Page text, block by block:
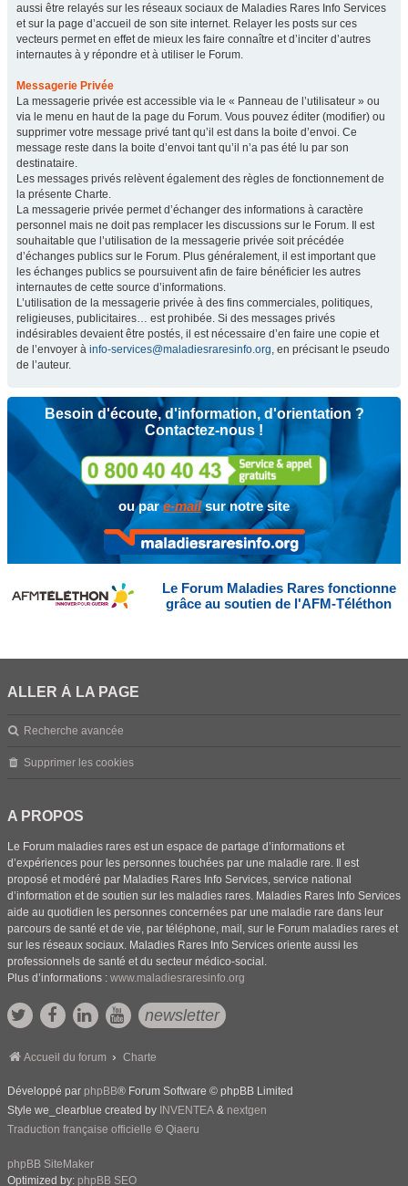
aussi être relayés sur les réseaux sociaux de Maladies Rares Info Services
et sur la page d’accueil de son site internet. Relayer les posts sur ces
vecteurs permet en effet de mieux les faire connaître et d’inciter d’autres
internautes à y répondre et à utiliser le Forum.
Messagerie Privée
La messagerie privée est accessible via le « Panneau de l’utilisateur » ou
via le menu en haut de la page du Forum. Vous pouvez éditer (modifier) ou
supprimer votre message privé tant qu’il est dans la boite d’envoi. Ce
message reste dans la boite d’envoi tant qu’il n’a pas été lu par son
destinataire.
Les messages privés relèvent également des règles de fonctionnement de
la présente Charte.
La messagerie privée permet d’échanger des informations à caractère
personnel mais ne doit pas remplacer les discussions sur le Forum. Il est
souhaitable que l’utilisation de la messagerie privée soit précédée
d’échanges publics sur le Forum. Plus généralement, il est important que
les échanges publics se poursuivent afin de faire bénéficier les autres
internautes de cette source d’informations.
L’utilisation de la messagerie privée à des fins commerciales, politiques,
religieuses, publicitaires… est prohibée. Si des messages privés
indésirables devaient être postés, il est nécessaire d’en faire une copie et
de l’envoyer à info-services@maladiesraresinfo.org, en précisant le pseudo
de l’auteur.
Besoin d'écoute, d'information, d'orientation ?
Contactez-nous !
ou pare-mailsur notre site
Le Forum Maladies Rares fonctionne
grâce au soutien de l'AFM-Téléthon
ALLER À LA PAGE
Recherche avancée
Supprimer les cookies
A PROPOS
Le Forum maladies rares est un espace de partage d’informations et
d’expériences pour les personnes touchées par une maladie rare. Il est
proposé et modéré par Maladies Rares Info Services, service national
d’information et de soutien sur les maladies rares. Maladies Rares Info Services
aide au quotidien les personnes concernées par une maladie rare dans leur
parcours de santé et de vie, par téléphone, mail, sur le Forum maladies rares et
sur les réseaux sociaux. Maladies Rares Info Services oriente aussi les
professionnels de santé et du secteur médico-social.
Plus d’informations : www.maladiesraresinfo.org
newsletter
Accueil du forum Charte
Développé par phpBB® Forum Software © phpBB Limited
Style we_clearblue created by INVENTEA & nextgen
Traduction française officielle © Qiaeru
phpBB SiteMaker
Optimized by: phpBB SEO